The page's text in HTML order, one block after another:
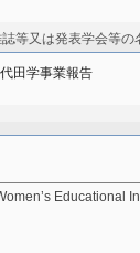
等又は発表学会等の
田学事業報告